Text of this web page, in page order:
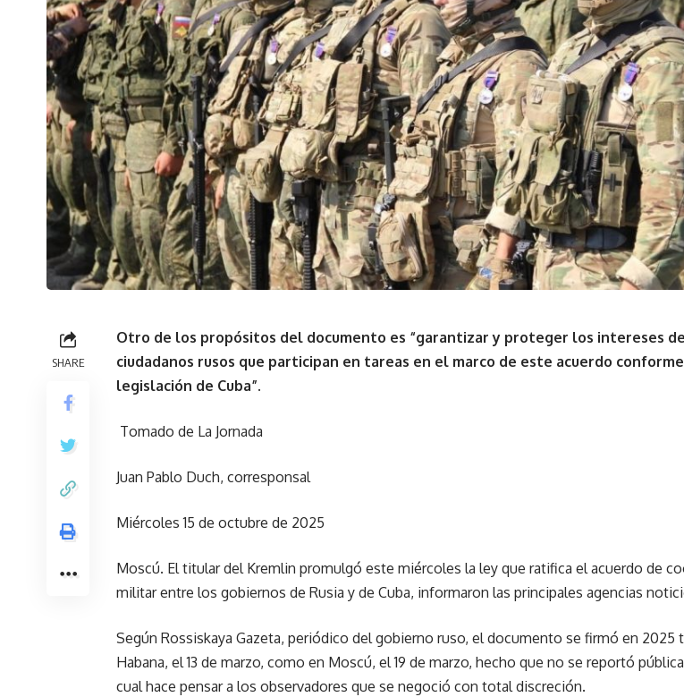
SHARE
Otro de los propósitos del documento es “garantizar y proteger los intereses
ciudadanos rusos que participan en tareas en el marco de este acuerdo
legislación de Cuba”.
Tomado de La Jornada
Juan Pablo Duch, corresponsal
Miércoles 15 de octubre de 2025
Moscú. El titular del Kremlin promulgó este miércoles la ley que ratifica el acuerdo de
militar entre los gobiernos de Rusia y de Cuba, informaron las principales agencias
Según Rossiskaya Gazeta, periódico del gobierno ruso, el documento se firmó en 2025
Habana, el 13 de marzo, como en Moscú, el 19 de marzo, hecho que no se reportó
cual hace pensar a los observadores que se negoció con total discreción.